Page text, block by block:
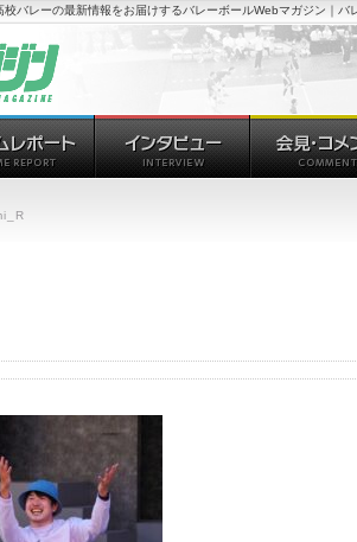
バレーの最新情報をお届けするバレーボールWebマガジン｜バ